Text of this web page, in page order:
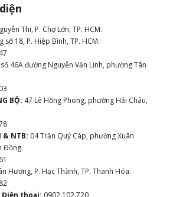
Thi, P. Chợ Lớn, TP. HCM.
số 18, P. Hiệp Bình, TP. HCM.
số 46A đường Nguyễn Văn Linh, phường Tân
BỘ: 47 Lê Hồng Phong, phường Hải Châu,
& NTB: 04 Trần Quý Cáp, phường Xuân
Đồng.
Hương, P. Hạc Thành, TP. Thanh Hóa.
Điện thoại: 0902.102.720